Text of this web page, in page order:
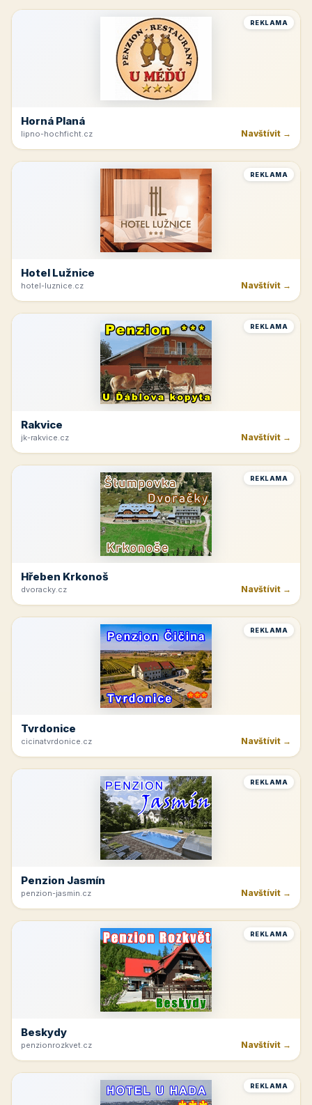
REKLAMA
Horná Planá
lipno-hochficht.cz Navštívit →
REKLAMA
Hotel Lužnice
hotel-luznice.cz Navštívit →
REKLAMA
Rakvice
jk-rakvice.cz Navštívit →
REKLAMA
Hřeben Krkonoš
dvoracky.cz Navštívit →
REKLAMA
Tvrdonice
cicinatvrdonice.cz Navštívit →
REKLAMA
Penzion Jasmín
penzion-jasmin.cz Navštívit →
REKLAMA
Beskydy
penzionrozkvet.cz Navštívit →
REKLAMA